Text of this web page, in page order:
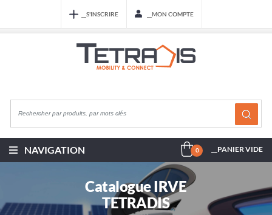
__S'INSCRIRE __MON COMPTE
NAVIGATION 0 __PANIER VIDE
Catalogue IRVE
TETRADIS